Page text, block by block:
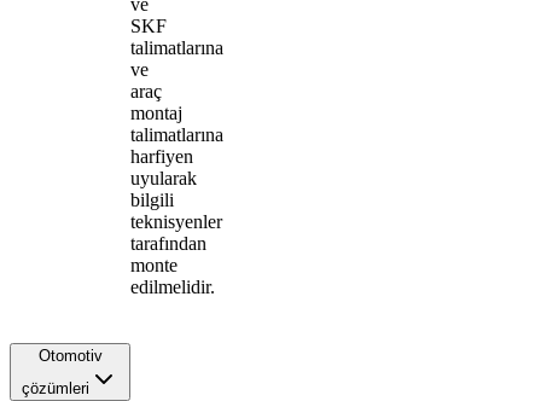
SKF
talimatlarına
ve
araç
montaj
talimatlarına
harfiyen
uyularak
bilgili
teknisyenler
tarafından
monte
edilmelidir.
Otomotiv
çözümleri